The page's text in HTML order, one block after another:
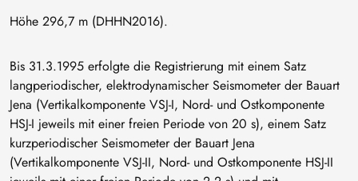
Höhe 296,7 m (DHHN2016).
Bis 31.3.1995 erfolgte die Registrierung mit einem Satz
langperiodischer, elektrodynamischer Seismometer der Bauart
Jena (Vertikalkomponente VSJ-I, Nord- und Ostkomponente
HSJ-I jeweils mit einer freien Periode von 20 s), einem Satz
kurzperiodischer Seismometer der Bauart Jena
(Vertikalkomponente VSJ-II, Nord- und Ostkomponente HSJ-II